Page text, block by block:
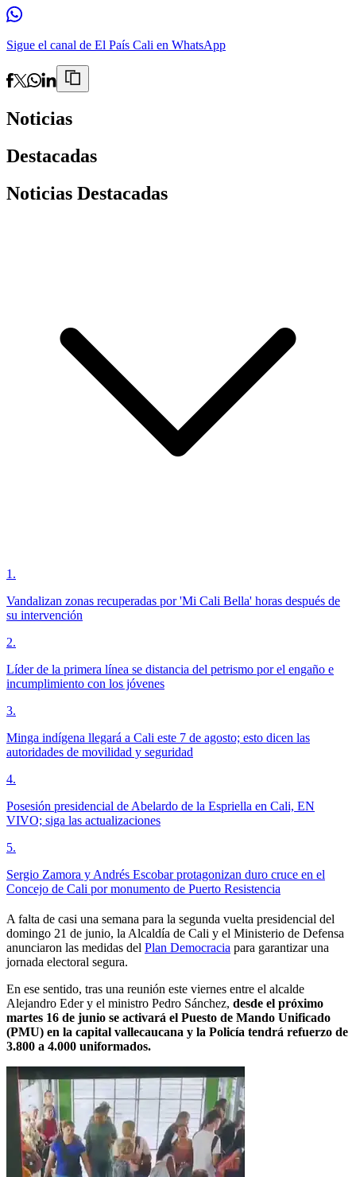
Sigue el canal de El País Cali en WhatsApp
Noticias
Destacadas
Noticias Destacadas
1 .
Vandalizan zonas recuperadas por 'Mi Cali Bella' horas después de
su intervención
2.
Líder de la primera línea se distancia del petrismo por el engaño e
incumplimiento con los jóvenes
3.
Minga indígena llegará a Cali este 7 de agosto; esto dicen las
autoridades de movilidad y seguridad
4.
Posesión presidencial de Abelardo de la Espriella en Cali, EN
VIVO; siga las actualizaciones
5.
Sergio Zamora y Andrés Escobar protagonizan duro cruce en el
Concejo de Cali por monumento de Puerto Resistencia
A falta de casi una semana para la segunda vuelta presidencial del
domingo 21 de junio, la Alcaldía de Cali y el Ministerio de Defensa
anunciaron las medidas del Plan Democracia para garantizar una
jornada electoral segura.
En ese sentido, tras una reunión este viernes entre el alcalde
Alejandro Eder y el ministro Pedro Sánchez, desde el próximo
martes 16 de junio se activará el Puesto de Mando Unificado
(PMU) en la capital vallecaucana y la Policía tendrá refuerzo de
3.800 a 4.000 uniformados.